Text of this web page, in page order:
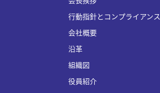
行動指針とコンプライアンス
会社概要
沿革
組織図
役員紹介